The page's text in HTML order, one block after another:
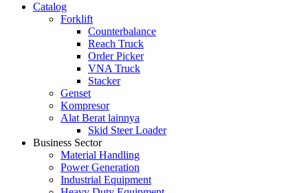
Catalog
Forklift
Counterbalance
Reach Truck
Order Picker
VNA Truck
Stacker
Genset
Kompresor
Alat Berat lainnya
Skid Steer Loader
Business Sector
Material Handling
Power Generation
Industrial Equipment